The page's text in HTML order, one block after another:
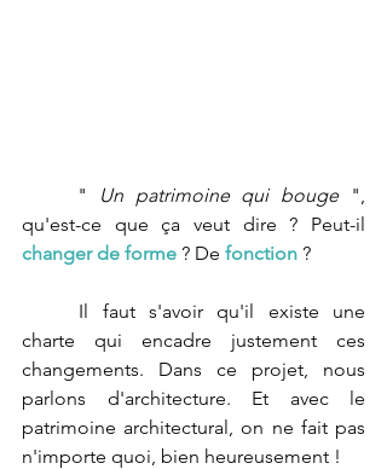
	"
Un patrimoine qui bouge ",
changer de forme ? De fonction ?
charte qui encadre justement ces
changements. Dans ce projet, nous
parlons d'architecture. Et avec le
patrimoine architectural, on ne fait pas
n'importe quoi, bien heureusement !